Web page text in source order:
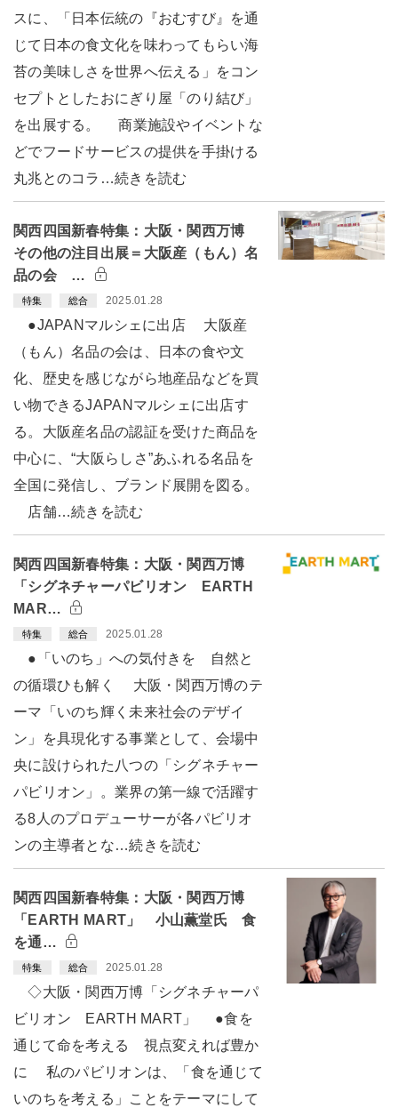
スに、「日本伝統の『おむすび』を通
じて日本の食文化を味わってもらい海
苔の美味しさを世界へ伝える」をコン
セプトとしたおにぎり屋「のり結び」
を出展する。 商業施設やイベントな
どでフードサービスの提供を手掛ける
丸兆とのコラ…続きを読む
関西四国新春特集：大阪・関西万博
その他の注目出展＝大阪産（もん）名
品の会 …
特集 総合 2025.01.28
●JAPANマルシェに出店 大阪産
（もん）名品の会は、日本の食や文
化、歴史を感じながら地産品などを買
い物できるJAPANマルシェに出店す
る。大阪産名品の認証を受けた商品を
中心に、“大阪らしさ”あふれる名品を
全国に発信し、ブランド展開を図る。
店舗…続きを読む
関西四国新春特集：大阪・関西万博
「シグネチャーパビリオン EARTH
MAR…
特集 総合 2025.01.28
●「いのち」への気付きを 自然と
の循環ひも解く 大阪・関西万博のテ
ーマ「いのち輝く未来社会のデザイ
ン」を具現化する事業として、会場中
央に設けられた八つの「シグネチャー
パビリオン」。業界の第一線で活躍す
る8人のプロデューサーが各パビリオ
ンの主導者とな…続きを読む
関西四国新春特集：大阪・関西万博
「EARTH MART」 小山薫堂氏 食
を通…
特集 総合 2025.01.28
◇大阪・関西万博「シグネチャーパ
ビリオン EARTH MART」 ●食を
通じて命を考える 視点変えれば豊か
に 私のパビリオンは、「食を通じて
いのちを考える」ことをテーマにして